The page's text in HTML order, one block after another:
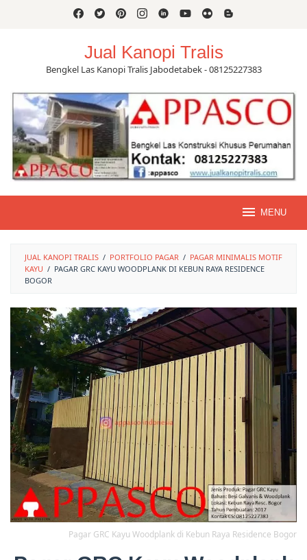
Jual Kanopi Tralis
Bengkel Las Kanopi Tralis Jabodetabek - 08125227383
MENU
JUAL KANOPI TRALIS / PORTFOLIO PAGAR / PAGAR MINIMALIS MOTIF
KAYU / PAGAR GRC KAYU WOODPLANK DI KEBUN RAYA RESIDENCE
BOGOR
Pagar GRC Kayu Woodplank di Kebun Raya Residence Bogor